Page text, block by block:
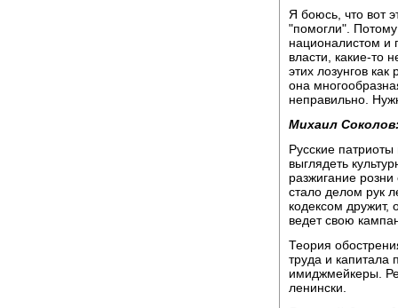
Я боюсь, что вот
"помогли".
националистом и
власти, какие-то
этих лозунгов
она
неправильно.
Михаил
Русские
выглядеть
разжигание
стало делом рук
кодексом дружит,
ведет свою
Теория
труда и капитала
имиджмейкеры.
ленински.